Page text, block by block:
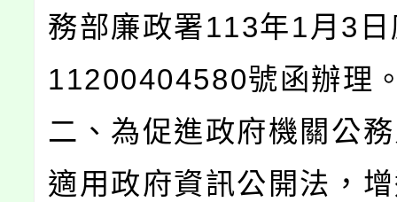
務部廉政署113年1月3
11200404580號函辦理
二、為促進政府機關公
適用政府資訊公開法，